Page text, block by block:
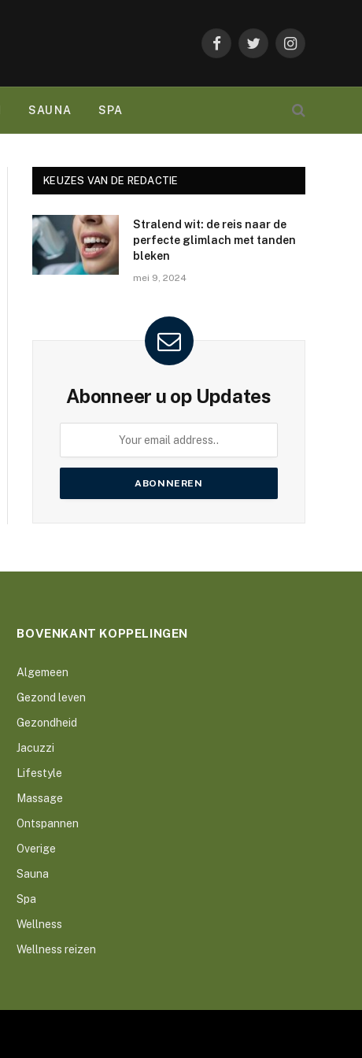
FacebookTwitterInstagram
SAUNA SPA
KEUZES VAN DE REDACTIE
Stralend wit: de reis naar de
perfecte glimlach met tanden
bleken
mei 9, 2024
Abonneer u op Updates
BOVENKANT KOPPELINGEN
Algemeen
Gezond leven
Gezondheid
Jacuzzi
Lifestyle
Massage
Ontspannen
Overige
Sauna
Spa
Wellness
Wellness reizen